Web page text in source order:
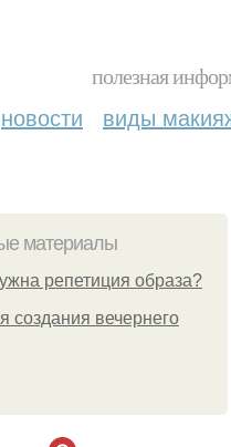
полезная
новости виды
материалы
репетиция образа?
создания вечернего